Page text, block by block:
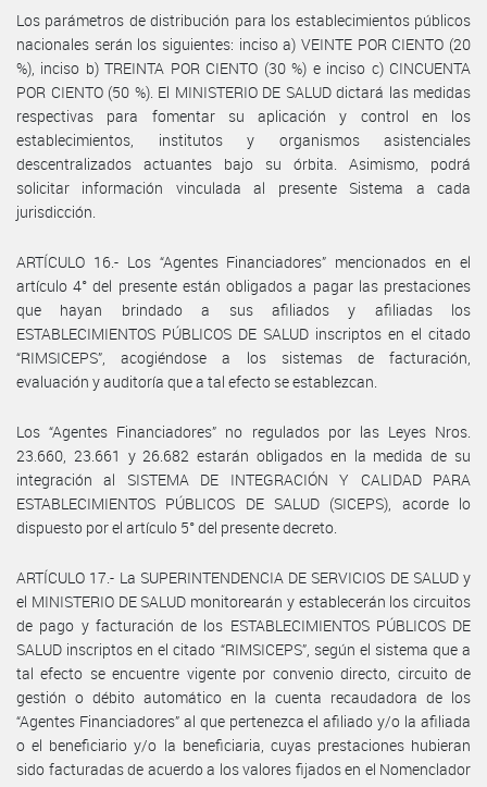
Los parámetros de distribución para los establecimientos públicos
nacionales serán los siguientes: inciso a) VEINTE POR CIENTO (20
%), inciso b) TREINTA POR CIENTO (30 %) e inciso c) CINCUENTA
POR CIENTO (50 %). El MINISTERIO DE SALUD dictará las medidas
respectivas para fomentar su aplicación y control en los
establecimientos, institutos y organismos asistenciales
descentralizados actuantes bajo su órbita. Asimismo, podrá
solicitar información vinculada al presente Sistema a cada
jurisdicción.
ARTÍCULO 16.- Los “Agentes Financiadores” mencionados en el
artículo 4° del presente están obligados a pagar las prestaciones
que hayan brindado a sus afiliados y afiliadas los
ESTABLECIMIENTOS PÚBLICOS DE SALUD inscriptos en el citado
“RIMSICEPS”, acogiéndose a los sistemas de facturación,
evaluación y auditoría que a tal efecto se establezcan.
Los “Agentes Financiadores” no regulados por las Leyes Nros.
23.660, 23.661 y 26.682 estarán obligados en la medida de su
integración al SISTEMA DE INTEGRACIÓN Y CALIDAD PARA
ESTABLECIMIENTOS PÚBLICOS DE SALUD (SICEPS), acorde lo
dispuesto por el artículo 5° del presente decreto.
ARTÍCULO 17.- La SUPERINTENDENCIA DE SERVICIOS DE SALUD y
el MINISTERIO DE SALUD monitorearán y establecerán los circuitos
de pago y facturación de los ESTABLECIMIENTOS PÚBLICOS DE
SALUD inscriptos en el citado “RIMSICEPS”, según el sistema que a
tal efecto se encuentre vigente por convenio directo, circuito de
gestión o débito automático en la cuenta recaudadora de los
“Agentes Financiadores” al que pertenezca el afiliado y/o la afiliada
o el beneficiario y/o la beneficiaria, cuyas prestaciones hubieran
sido facturadas de acuerdo a los valores fijados en el Nomenclador